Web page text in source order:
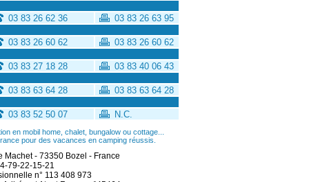
03 83 26 62 36
03 83 26 63 95
03 83 26 60 62
03 83 26 60 62
03 83 27 18 28
03 83 40 06 43
03 83 63 64 28
03 83 63 64 28
03 83 52 50 07 N.C.
en mobil home, chalet, bungalow ou cottage...
pour des vacances en camping réussis.
Machet - 73350 Bozel - France
79-22-15-21
n° 113 408 973